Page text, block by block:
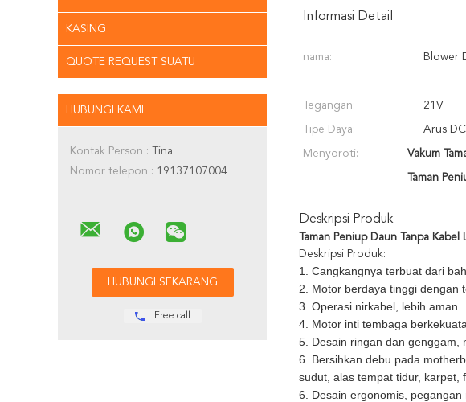
KASING
QUOTE REQUEST SUATU
HUBUNGI KAMI
Kontak Person : Tina
Nomor telepon : 19137107004
Free call
Informasi Detail
nama: Blower
Tegangan: 21V
Tipe Daya: Arus DC
Menyoroti: Vakum
Taman
Deskripsi Produk
Taman Peniup Daun Tanpa
Deskripsi Produk:
1. Cangkangnya terbuat dari
2. Motor berdaya tinggi dengan
3. Operasi nirkabel, lebih aman.
4. Motor inti tembaga
5. Desain ringan dan genggam,
6. Bersihkan debu pada
sudut, alas tempat tidur, karpet,
6. Desain ergonomis,